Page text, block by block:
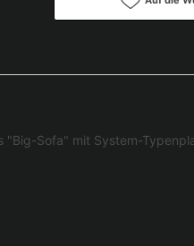
Sofa" mit System-